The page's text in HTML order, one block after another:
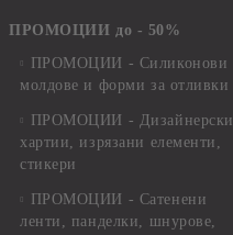
ПРОМОЦИИ до - 50%
ПРОМОЦИИ - Силиконови
молдове и форми за отливки
ПРОМОЦИИ - Дизайнерски
хартии, изрязани елементи,
стикери
ПРОМОЦИИ - Сатенени
ленти, панделки, шнурове,